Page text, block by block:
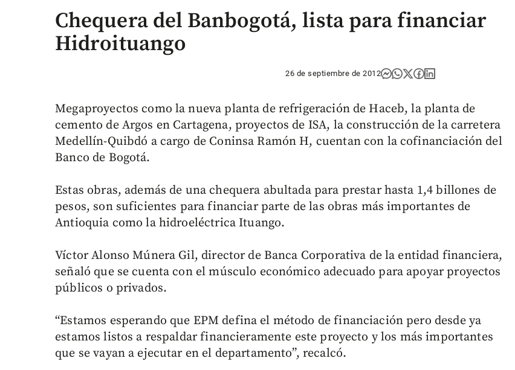
Chequera del Banbogotá, lista para financiar
Hidroituango
26 de septiembre de 2012
Megaproyectos como la nueva planta de refrigeración de Haceb, la planta de
cemento de Argos en Cartagena, proyectos de ISA, la construcción de la carretera
Medellín-Quibdó a cargo de Coninsa Ramón H, cuentan con la cofinanciación del
Banco de Bogotá.
Estas obras, además de una chequera abultada para prestar hasta 1,4 billones de
pesos, son suficientes para financiar parte de las obras más importantes de
Antioquia como la hidroeléctrica Ituango.
Víctor Alonso Múnera Gil, director de Banca Corporativa de la entidad financiera,
señaló que se cuenta con el músculo económico adecuado para apoyar proyectos
públicos o privados.
“Estamos esperando que EPM defina el método de financiación pero desde ya
estamos listos a respaldar financieramente este proyecto y los más importantes
que se vayan a ejecutar en el departamento”, recalcó.